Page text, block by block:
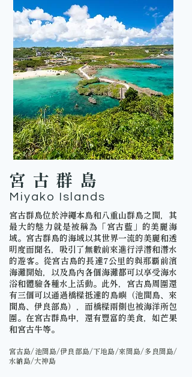
宮古群島
Miyako Islands
宮古群島位於沖繩本島和八重山群島之間，其
最大的魅力就是被稱為「宮古藍」的美麗海
域。宮古群島的海域以其世界一流的美麗和透
明度而聞名，吸引了無數前來進行浮潛和潛水
的遊客。從宮古島的長達7公里的與那覇前濱
海灘開始，以及島內各個海灘都可以享受海水
浴和體驗各種水上活動。此外，宮古島周圍還
有三個可以通過橋樑抵達的島嶼（池間島、來
間島、伊良部島），而橋樑兩側也被海洋所包
圍。在宮古群島中，還有豐富的美食，如芒果
和宮古牛等。
宮古島/池間島/伊良部島/下地島/來間島/多良間島/
水納島/大神島